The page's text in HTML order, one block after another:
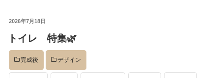
投
日:
2026年7月18日
トイレ 特集🌿
完成後 デザイン